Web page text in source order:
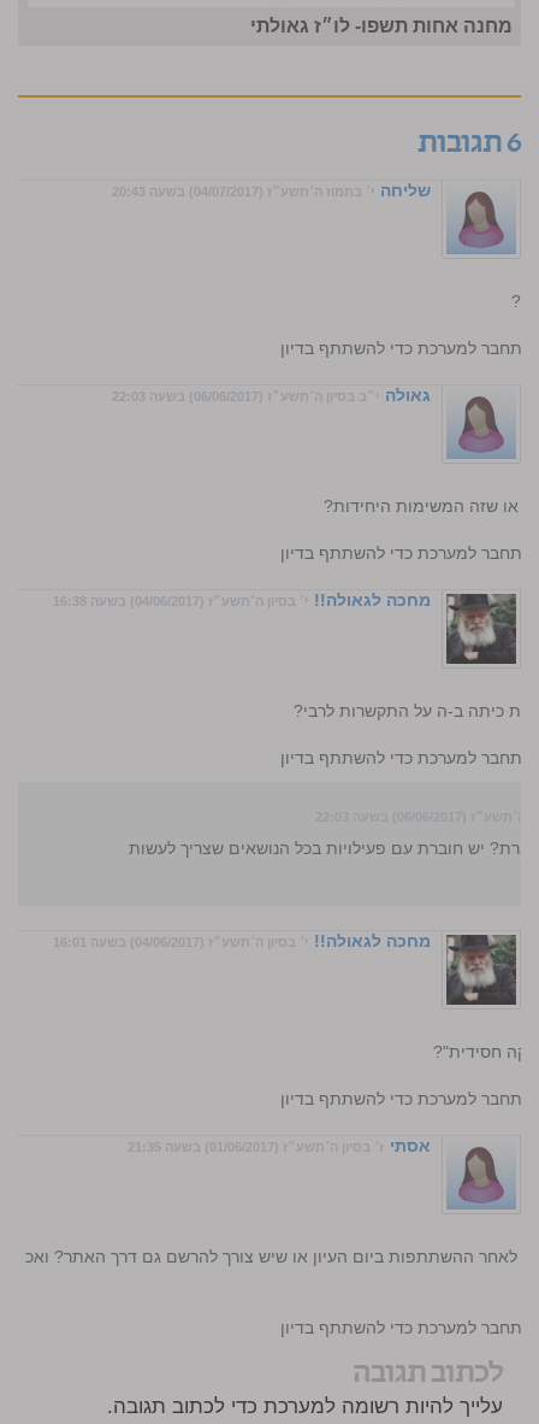
מחנה אחות תשפו- לו״ז גאולתי
6 תגובות
שליחה י׳ בתמוז ה׳תשע״ז (04/07/2017) בשעה 20:43
התחבר למערכת כדי להשתתף בדיון
גאולה י״ב בסיון ה׳תשע״ז (06/06/2017) בשעה 22:03
או שזה המשימות היחידות?
התחבר למערכת כדי להשתתף בדיון
מחכה לגאולה!! י׳ בסיון ה׳תשע״ז (04/06/2017) בשעה 16:38
כיתה ב-ה על התקשרות לרבי?
התחבר למערכת כדי להשתתף בדיון
יש חוברת עם פעילויות בכל הנושאים שצריך לעשות
מחכה לגאולה!! י׳ בסיון ה׳תשע״ז (04/06/2017) בשעה 16:01
חסידית"?
התחבר למערכת כדי להשתתף בדיון
אסתי ז׳ בסיון ה׳תשע״ז (01/06/2017) בשעה 21:35
לאחר ההשתתפות ביום העיון או שיש צורך להרשם גם דרך האתר? ואכ
התחבר למערכת כדי להשתתף בדיון
לכתוב תגובה
עלייך להיות רשומה למערכת כדי לכתוב תגובה.